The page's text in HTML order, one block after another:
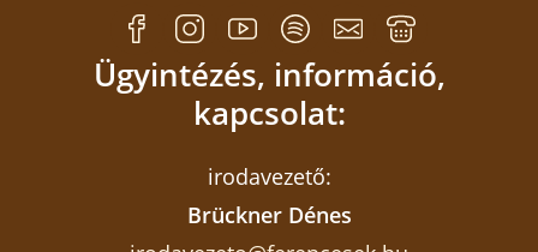
Ügyintézés, információ,
kapcsolat:
irodavezető:
Brückner Dénes